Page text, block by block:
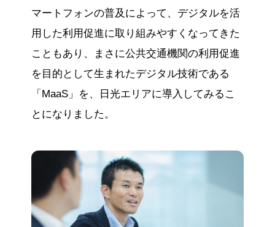
マートフォンの普及によって、デジタルを活
用した利用促進に取り組みやすくなってきた
こともあり、まさに公共交通機関の利用促進
を目的として生まれたデジタル技術である
「MaaS」を、日光エリアに導入してみるこ
とになりました。